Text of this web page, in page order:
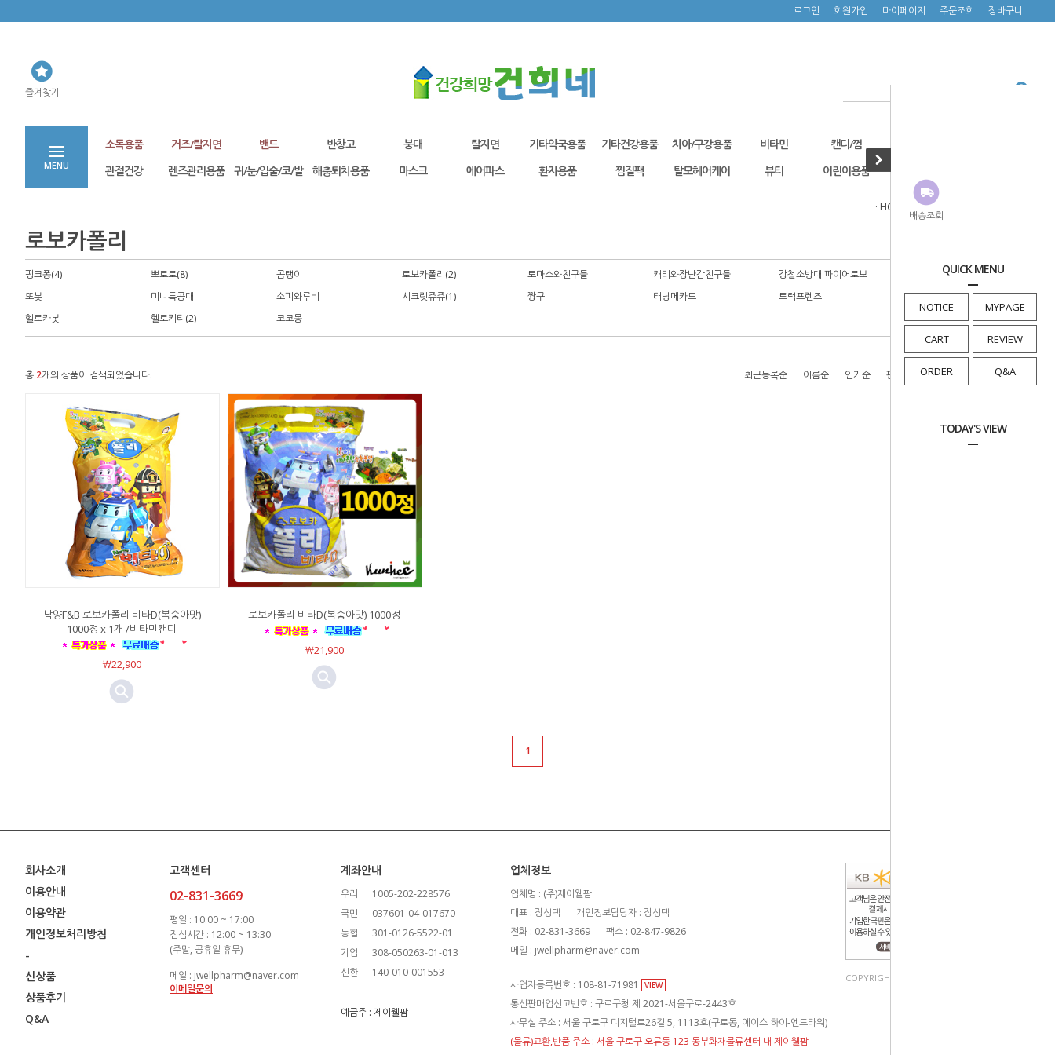
배송조회
QUICK MENU
NOTICE MYPAGE
CART REVIEW
ORDER Q&A
TODAY'S VIEW
로그인 회원가입 마이페이지 주문조회 장바구니
즐겨찾기
MENU
소독용품 거즈/탈지면 밴드 반창고 붕대 탈지면 기타약국용품 기타건강용품 치아/구강용품 비타민 캔디/껌 기타건강식품
관절건강
렌즈관리용품 귀/눈/입술/코/발 해충퇴치용품 마스크 에어파스 환자용품 찜질팩 탈모헤어케어 뷰티 어린이용품
· HOME 캐릭터제품
로보카폴리
핑크퐁(4) 뽀로로(8) 곰탱이 로보카폴리(2) 토마스와친구들 캐리와장난감친구들 강철소방대 파이어로보
꼬마버스 타요(2)
또봇
미니특공대 소피와루비 시크릿쥬쥬(1) 짱구 터닝메카드 트럭프렌즈
포켓몬
헬로카봇
헬로키티(2) 코코몽
총 2개의 상품이 검색되었습니다. 최근등록순 이름순 인기순 판매순 높은가격순 낮은가격순
남양F&B 로보카폴리 비타D(복숭아맛)
1000정 x 1개 /비타민캔디
￦22,900
로보카폴리 비타D(복숭아맛) 1000정
￦21,900
1
회사소개
이용안내
이용약관
개인정보처리방침
-
신상품
상품후기
Q&A
고객센터
02-831-3669
평일 : 10:00 ~ 17:00
점심시간 : 12:00 ~ 13:30
(주말, 공휴일 휴무)
메일 : jwellpharm@naver.com
이메일문의
계좌안내
우리
1005-202-228576
국민
037601-04-017670
농협
301-0126-5522-01
기업
308-050263-01-013
신한
140-010-001553
예금주 : 제이웰팜
업체정보
업체명 : (주)제이웰팜
대표 : 장성택
개인정보담당자 : 장성택
전화 : 02-831-3669
팩스 : 02-847-9826
메일 : jwellpharm@naver.com
사업자등록번호 : 108-81-71981 VIEW
통신판매업신고번호 : 구로구청 제 2021-서울구로-2443호
사무실 주소 : 서울 구로구 디지털로26길 5, 1113호(구로동, 에이스 하이-엔드타워)
(물류)교환,반품 주소 : 서울 구로구 오류동 123 동부화재물류센터 내 제이웰팜
COPYRIGHT(C). ALL RIGHT RESERVED.